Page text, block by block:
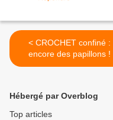
< CROCHET confiné :
encore des papillons !
Hébergé par Overblog
Top articles